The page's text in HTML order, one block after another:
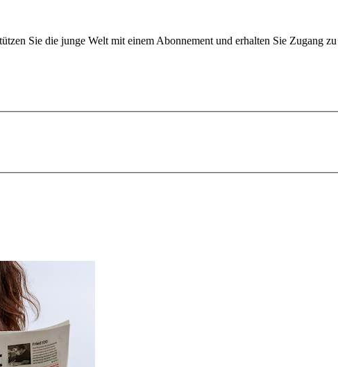
Sie die junge Welt mit einem Abonnement und erhalten Sie Zugang